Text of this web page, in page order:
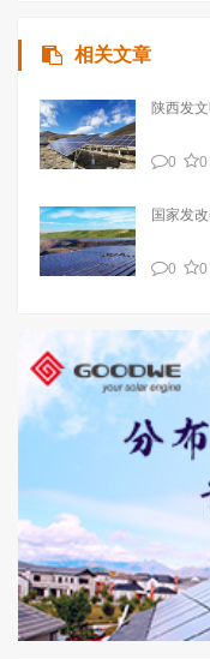
相关文章
陕西发
0 0
国家发
0 0